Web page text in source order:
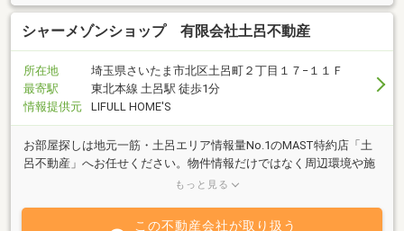
シャーメゾンショップ 有限会社土呂不動産
所在地
埼玉県さいたま市北区土呂町２丁目１７−１１Ｆ
最寄駅
東北本線 土呂駅 徒歩1分
情報提供元
LIFULL HOME'S
お部屋探しは地元一筋・土呂エリア情報量No.1のMAST特約店「土
呂不動産」へお任せください。物件情報だけではなく周辺環境や施
設情報などもお伝えしながら、安心してお住まい頂けるお部屋をご
もっと見る
この不動産会社が取り扱う